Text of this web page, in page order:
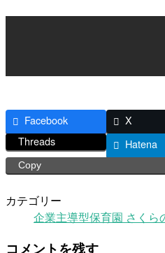
Facebook X
Threads
Hatena
Copy
カテゴリー
企業主導型保育園 さくら
コメントを残す